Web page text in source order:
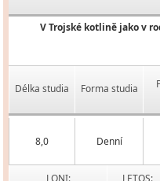
V Trojské kotlině jako v
Délka studia Forma studia
8,0 Denní